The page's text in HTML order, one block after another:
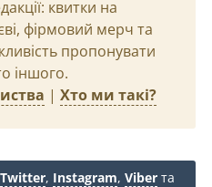
квитки на
фірмовий мерч та
пропонувати
іншого.
| Хто ми такі?
Twitter, Instagram, Viber та